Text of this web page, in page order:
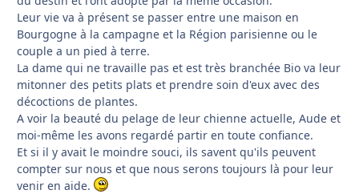
Leur vie va à présent se passer entre une maison en
Bourgogne à la campagne et la Région parisienne ou le
couple a un pied à terre.
La dame qui ne travaille pas et est très branchée Bio va leur
mitonner des petits plats et prendre soin d'eux avec des
décoctions de plantes.
A voir la beauté du pelage de leur chienne actuelle, Aude et
moi-même les avons regardé partir en toute confiance.
Et si il y avait le moindre souci, ils savent qu'ils peuvent
compter sur nous et que nous serons toujours là pour leur
venir en aide.